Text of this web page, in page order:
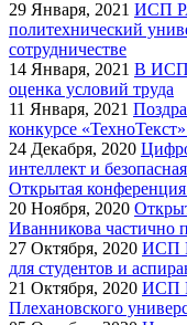
29 Января, 2021 ИСП
политехнический
сотрудничестве
14 Января, 2021 В ИСП
оценка условий труда
11 Января, 2021
конкурсе
24 Декабря, 2020
интеллект и
Открытая
20 Ноября, 2020
Иванникова частично
27 Октября, 2020 ИСП
для студентов и
21 Октября, 2020 ИСП
Плехановского